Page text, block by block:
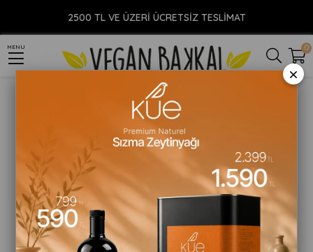
2500 TL VE ÜZERİ ÜCRETSİZ TESLİMAT
MENU 0
Vegan Et Vegan Köfte Veggy Vegan Köfte 200gr x 12 Adet
×